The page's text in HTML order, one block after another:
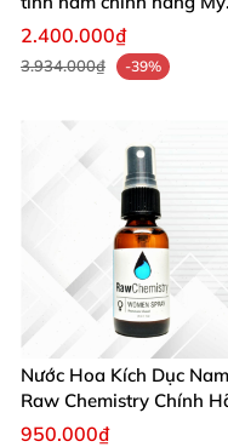
tăng hấp dẫn nhanh
2.400.000₫
3.934.000₫ -39%
Nước Hoa Kích Dục Nam
Raw Chemistry Chính
Mỹ Tăng Ham Muốn
950.000₫